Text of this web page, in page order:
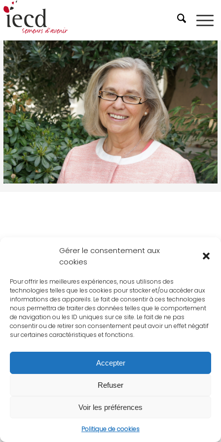
Gérer le consentement aux
cookies
Pour offrir les meilleures expériences, nous utilisons des
technologies telles que les cookies pour stocker et/ou accéder aux
informations des appareils. Le fait de consentir à ces technologies
nous permettra de traiter des données telles que le comportement
de navigation ou les ID uniques sur ce site. Le fait de ne pas
consentir ou de retirer son consentement peut avoir un effet négatif
sur certaines caractéristiques et fonctions.
Accepter
Refuser
Voir les préférences
Politique de cookies